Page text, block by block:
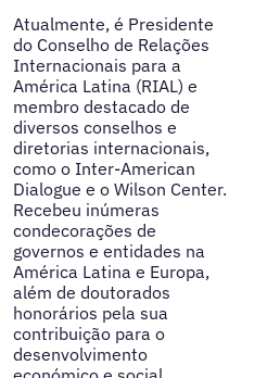
Atualmente, é Presidente
do Conselho de Relações
Internacionais para a
América Latina (RIAL) e
membro destacado de
diversos conselhos e
diretorias internacionais,
como o Inter-American
Dialogue e o Wilson Center.
Recebeu inúmeras
condecorações de
governos e entidades na
América Latina e Europa,
além de doutorados
honorários pela sua
contribuição para o
desenvolvimento